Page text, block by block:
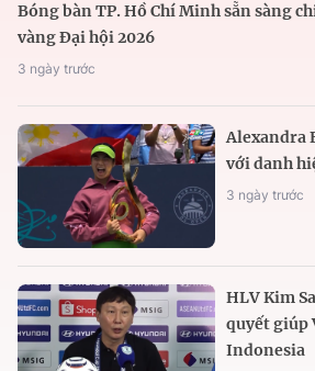
Bóng bàn TP. Hồ Chí Minh sẵn sàng
vàng Đại hội 2026
3 ngày trước
Alexandra
với danh
3 ngày trước
HLV Kim
quyết giúp
Indonesia